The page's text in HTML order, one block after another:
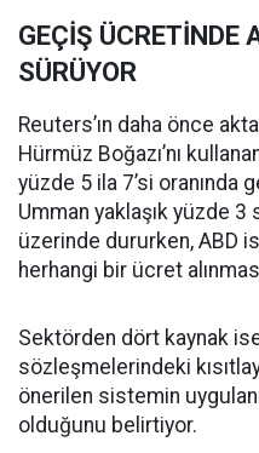
GEÇİŞ ÜCRETİNDE
SÜRÜYOR
Reuters’ın daha önce
Hürmüz Boğazı’nı
yüzde 5 ila 7’si oranında
Umman yaklaşık yüzde
üzerinde dururken, ABD
herhangi bir ücret
Sektörden dört kaynak
sözleşmelerindeki
önerilen sistemin
olduğunu belirtiyor.